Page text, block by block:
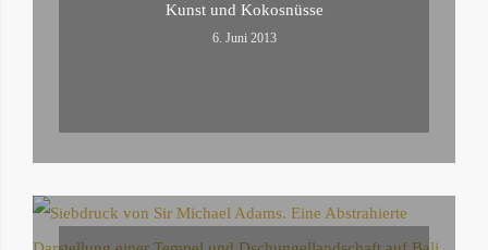
Kunst und Kokosnüsse
6. Juni 2013